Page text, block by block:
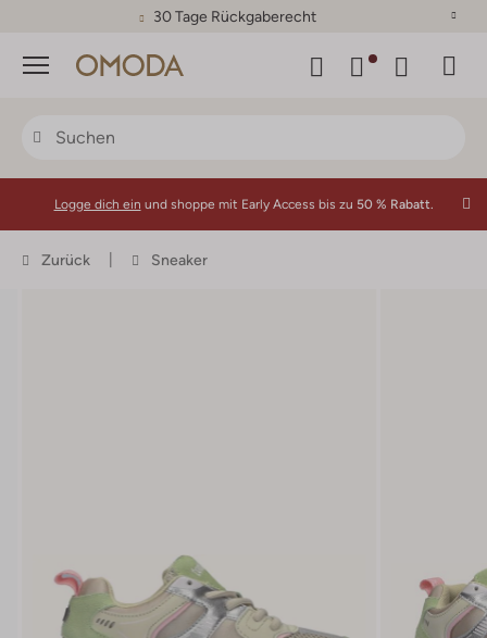
30 Tage Rückgaberecht
Menü
Logge dich ein und shoppe mit Early Access bis zu 50 % Rabatt.
Zurück Sneaker